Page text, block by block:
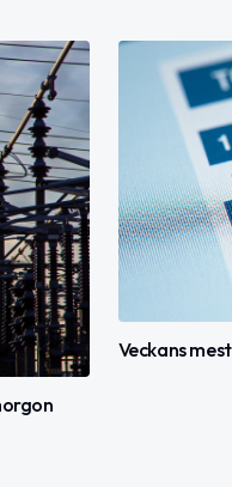
Veckans